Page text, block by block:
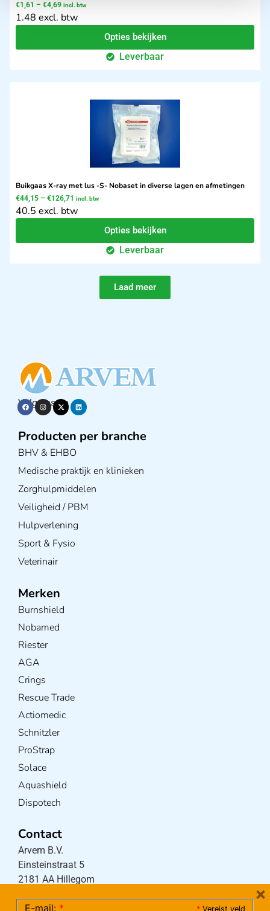
€1,61 – €4,69 incl. btw
1.48 excl. btw
Opties bekijken
Leverbaar
Buikgaas X-ray met lus -S- Nobaset in diverse lagen en afmetingen
€44,15 – €126,71 incl. btw
40.5 excl. btw
Opties bekijken
Leverbaar
Laad meer
Volg ons op
Producten per branche
BHV & EHBO
Medische praktijk en klinieken
Zorghulpmiddelen
Veiligheid / PBM
Hulpverlening
Sport & Fysio
Veterinair
Merken
Burnshield
Nobamed
Riester
AGA
Crings
Rescue Trade
Actiomedic
Schnitzler
ProStrap
Solace
Aquashield
Dispotech
Contact
Arvem B.V.
Einsteinstraat 5
2181 AA Hillegom
* Vereist veld
E-mail: *
×